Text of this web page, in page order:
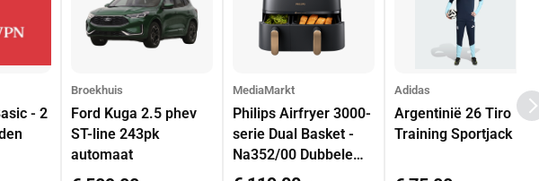
- 2
Broekhuis
Ford Kuga 2.5 phev
ST-line 243pk
automaat
MediaMarkt
Philips Airfryer 3000-
serie Dual Basket -
Na352/00 Dubbele
Mand 9 L Tot 6
Adidas
Argentinië 26 Tiro
Training Sportjack